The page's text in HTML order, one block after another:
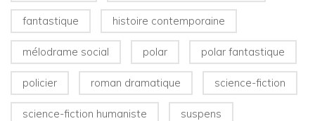
fantastique histoire contemporaine
mélodrame social polar polar fantastique
policier roman dramatique science-fiction
science-fiction humaniste suspens